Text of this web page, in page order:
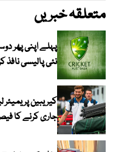
متعلقہ خبریں
پہلے اپنی پھر
نئی پالیسی نافذ
جاری کرنے کا